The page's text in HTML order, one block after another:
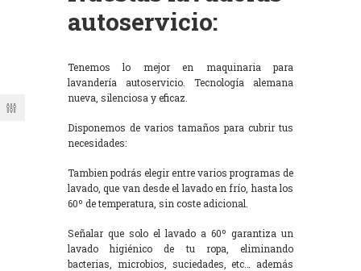
autoservicio:
Tenemos lo mejor en maquinaria para
lavandería autoservicio. Tecnología alemana
nueva, silenciosa y eficaz.
Disponemos de varios tamaños para cubrir tus
necesidades:
Tambien podrás elegir entre varios programas de
lavado, que van desde el lavado en frío, hasta los
60º de temperatura, sin coste adicional.
Señalar que solo el lavado a 60º garantiza un
lavado higiénico de tu ropa, eliminando
bacterias, microbios, suciedades, etc… además